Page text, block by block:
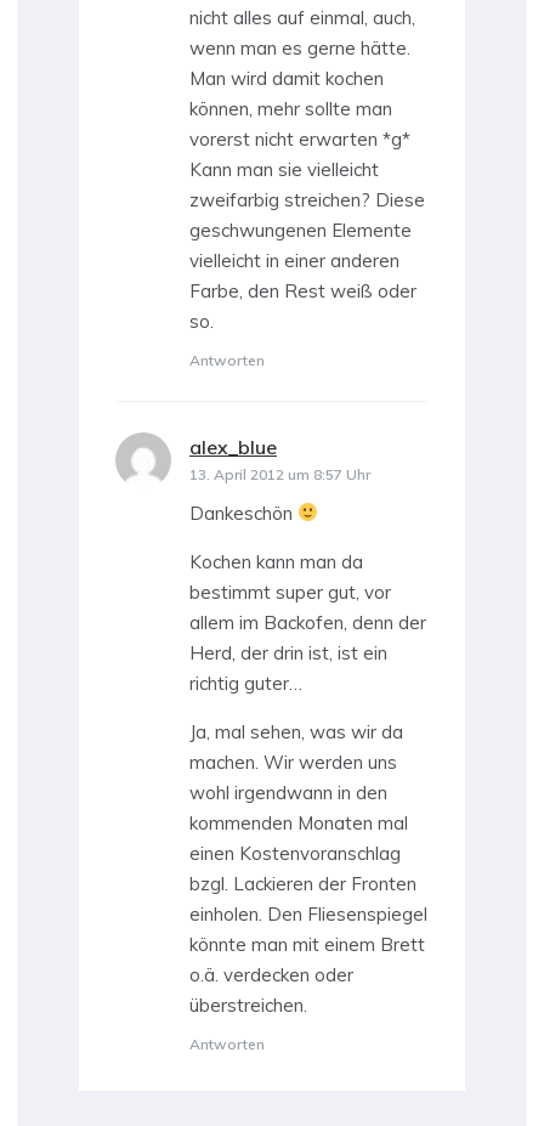
nicht alles auf einmal, auch,
wenn man es gerne hätte.
Man wird damit kochen
können, mehr sollte man
vorerst nicht erwarten *g*
Kann man sie vielleicht
zweifarbig streichen? Diese
geschwungenen Elemente
vielleicht in einer anderen
Farbe, den Rest weiß oder
so.
Antworten
alex_blue
13. April 2012 um 8:57 Uhr
Dankeschön
Kochen kann man da
bestimmt super gut, vor
allem im Backofen, denn der
Herd, der drin ist, ist ein
richtig guter…
Ja, mal sehen, was wir da
machen. Wir werden uns
wohl irgendwann in den
kommenden Monaten mal
einen Kostenvoranschlag
bzgl. Lackieren der Fronten
einholen. Den Fliesenspiegel
könnte man mit einem Brett
o.ä. verdecken oder
überstreichen.
Antworten